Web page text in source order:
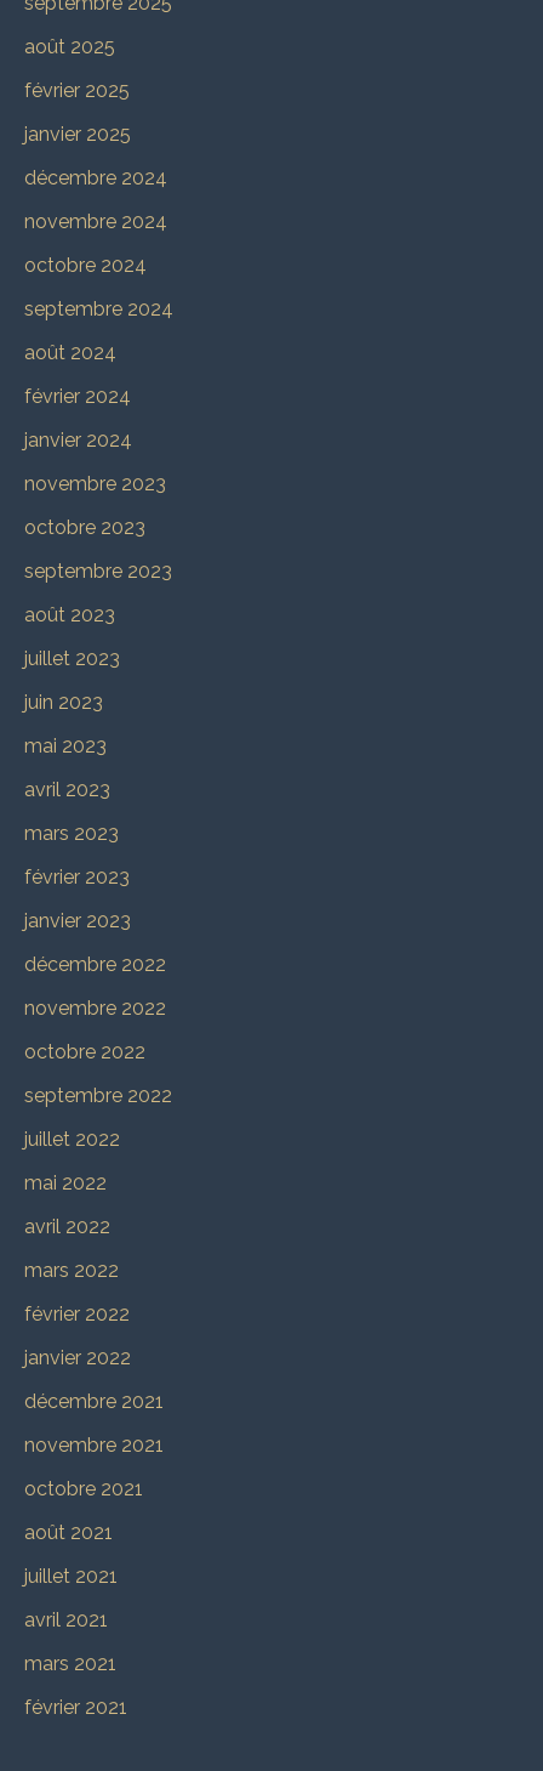
août 2025
février 2025
janvier 2025
décembre 2024
novembre 2024
octobre 2024
septembre 2024
août 2024
février 2024
janvier 2024
novembre 2023
octobre 2023
septembre 2023
août 2023
juillet 2023
juin 2023
mai 2023
avril 2023
mars 2023
février 2023
janvier 2023
décembre 2022
novembre 2022
octobre 2022
septembre 2022
juillet 2022
mai 2022
avril 2022
mars 2022
février 2022
janvier 2022
décembre 2021
novembre 2021
octobre 2021
août 2021
juillet 2021
avril 2021
mars 2021
février 2021